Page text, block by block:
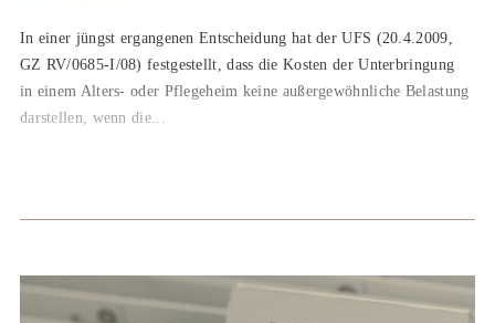
In einer jüngst ergangenen Entscheidung hat der UFS (20.4.2009,
GZ RV/0685-I/08) festgestellt, dass die Kosten der Unterbringung
in einem Alters- oder Pflegeheim keine außergewöhnliche Belastung
darstellen, wenn die...